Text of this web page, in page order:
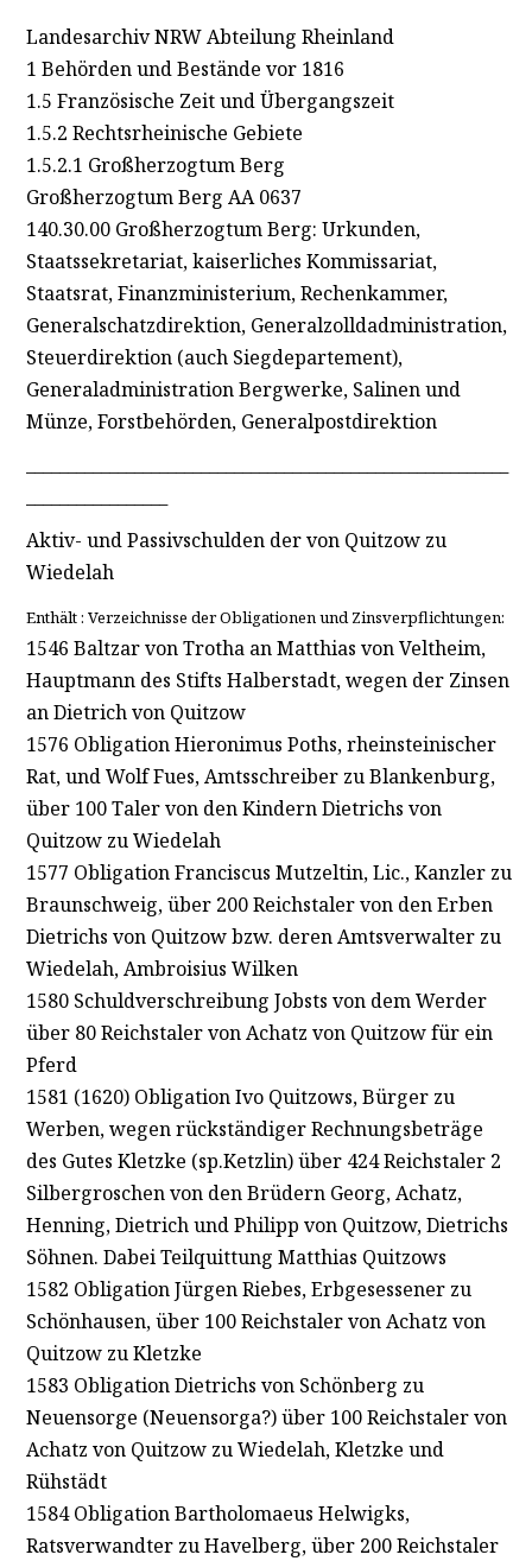
Landesarchiv NRW Abteilung Rheinland
1 Behörden und Bestände vor 1816
1.5 Französische Zeit und Übergangszeit
1.5.2 Rechtsrheinische Gebiete
1.5.2.1 Großherzogtum Berg
Großherzogtum Berg AA 0637
140.30.00 Großherzogtum Berg: Urkunden,
Staatssekretariat, kaiserliches Kommissariat,
Staatsrat, Finanzministerium, Rechenkammer,
Generalschatzdirektion, Generalzolldadministration,
Steuerdirektion (auch Siegdepartement),
Generaladministration Bergwerke, Salinen und
Münze, Forstbehörden, Generalpostdirektion
Aktiv- und Passivschulden der von Quitzow zu
Wiedelah
Enthält : Verzeichnisse der Obligationen und Zinsverpflichtungen:
1546 Baltzar von Trotha an Matthias von Veltheim,
Hauptmann des Stifts Halberstadt, wegen der Zinsen
an Dietrich von Quitzow
1576 Obligation Hieronimus Poths, rheinsteinischer
Rat, und Wolf Fues, Amtsschreiber zu Blankenburg,
über 100 Taler von den Kindern Dietrichs von
Quitzow zu Wiedelah
1577 Obligation Franciscus Mutzeltin, Lic., Kanzler zu
Braunschweig, über 200 Reichstaler von den Erben
Dietrichs von Quitzow bzw. deren Amtsverwalter zu
Wiedelah, Ambroisius Wilken
1580 Schuldverschreibung Jobsts von dem Werder
über 80 Reichstaler von Achatz von Quitzow für ein
Pferd
1581 (1620) Obligation Ivo Quitzows, Bürger zu
Werben, wegen rückständiger Rechnungsbeträge
des Gutes Kletzke (sp.Ketzlin) über 424 Reichstaler 2
Silbergroschen von den Brüdern Georg, Achatz,
Henning, Dietrich und Philipp von Quitzow, Dietrichs
Söhnen. Dabei Teilquittung Matthias Quitzows
1582 Obligation Jürgen Riebes, Erbgesessener zu
Schönhausen, über 100 Reichstaler von Achatz von
Quitzow zu Kletzke
1583 Obligation Dietrichs von Schönberg zu
Neuensorge (Neuensorga?) über 100 Reichstaler von
Achatz von Quitzow zu Wiedelah, Kletzke und
Rühstädt
1584 Obligation Bartholomaeus Helwigks,
Ratsverwandter zu Havelberg, über 200 Reichstaler